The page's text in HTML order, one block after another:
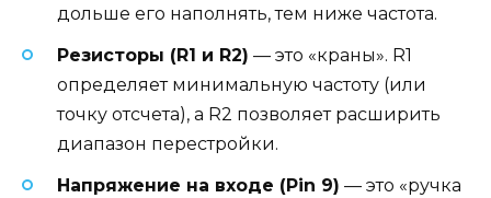
дольше его наполнять, тем ниже частота.
Резисторы (R1 и R2) — это «краны». R1
определяет минимальную частоту (или
точку отсчета), а R2 позволяет расширить
диапазон перестройки.
Напряжение на входе (Pin 9) — это «ручка